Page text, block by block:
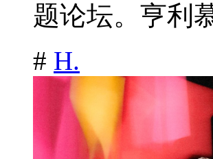
题论坛。亨利
# H.